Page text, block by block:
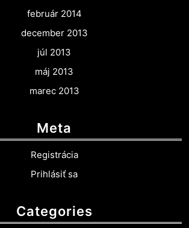
február 2014
december 2013
júl 2013
máj 2013
marec 2013
Meta
Registrácia
Prihlásiť sa
Categories